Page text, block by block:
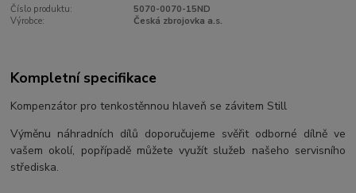
Číslo produktu:
5070-0070-15ND
Výrobce:
Česká zbrojovka a.s.
Kompletní specifikace
Kompenzátor pro tenkostěnnou hlaveň se závitem Still
Výměnu náhradních dílů doporučujeme svěřit odborné dílně ve
vašem okolí, popřípadě můžete využít služeb našeho servisního
střediska.